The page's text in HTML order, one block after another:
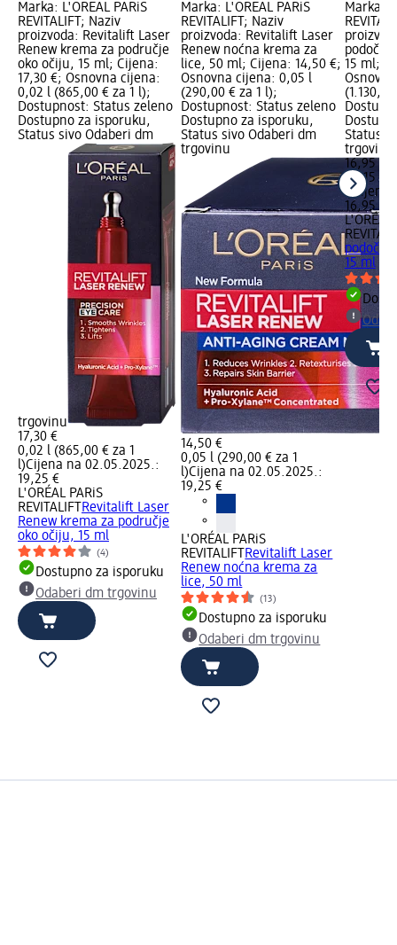
Marka: L'ORÉAL PARiS
REVITALIFT; Naziv
proizvoda: Revitalift Laser
Renew krema za područje
oko očiju, 15 ml; Cijena:
17,30 €; Osnovna cijena:
0,02 l (865,00 € za 1 l);
Dostupnost: Status zeleno
Dostupno za isporuku,
Status sivo Odaberi dm
trgovinu
17,30 €
0,02 l (865,00 € za 1
l)Cijena na 02.05.2025.:
19,25 €
L'ORÉAL PARiS
REVITALIFT Revitalift Laser
Renew krema za područje
oko očiju, 15 ml
(4)
Dostupno za isporuku
Odaberi dm trgovinu
Marka: L'ORÉAL PARiS
REVITALIFT; Naziv
proizvoda: Revitalift Laser
Renew noćna krema za
lice, 50 ml; Cijena: 14,50 €;
Osnovna cijena: 0,05 l
(290,00 € za 1 l);
Dostupnost: Status zeleno
Dostupno za isporuku,
Status sivo Odaberi dm
trgovinu
14,50 €
0,05 l (290,00 € za 1
l)Cijena na 02.05.2025.:
19,25 €
L'ORÉAL PARiS
REVITALIFT Revitalift Laser
Renew noćna krema za
lice, 50 ml
(13)
Dostupno za isporuku
Odaberi dm trgovinu
Marka:
15 ml;
Status
trgovinu
16,95 €
0,015 l
l)Cijena
16,95 €
L'ORÉAL
15 ml